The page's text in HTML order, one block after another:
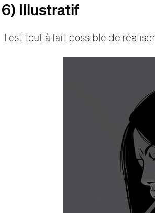
6) Illustratif
Il est tout à fait possible de